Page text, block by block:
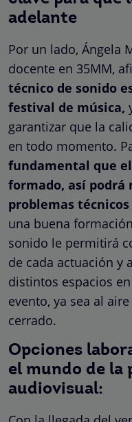
adelante
Por un lado, Ángela
docente en 35MM,
técnico de sonido
festival de música,
garantizar que la
en todo momento.
fundamental que
formado, así
problemas
una buena
sonido le permitirá
de cada actuación y
distintos espacios
evento, ya sea al
cerrado.
Opciones
el mundo de la
audiovisual: